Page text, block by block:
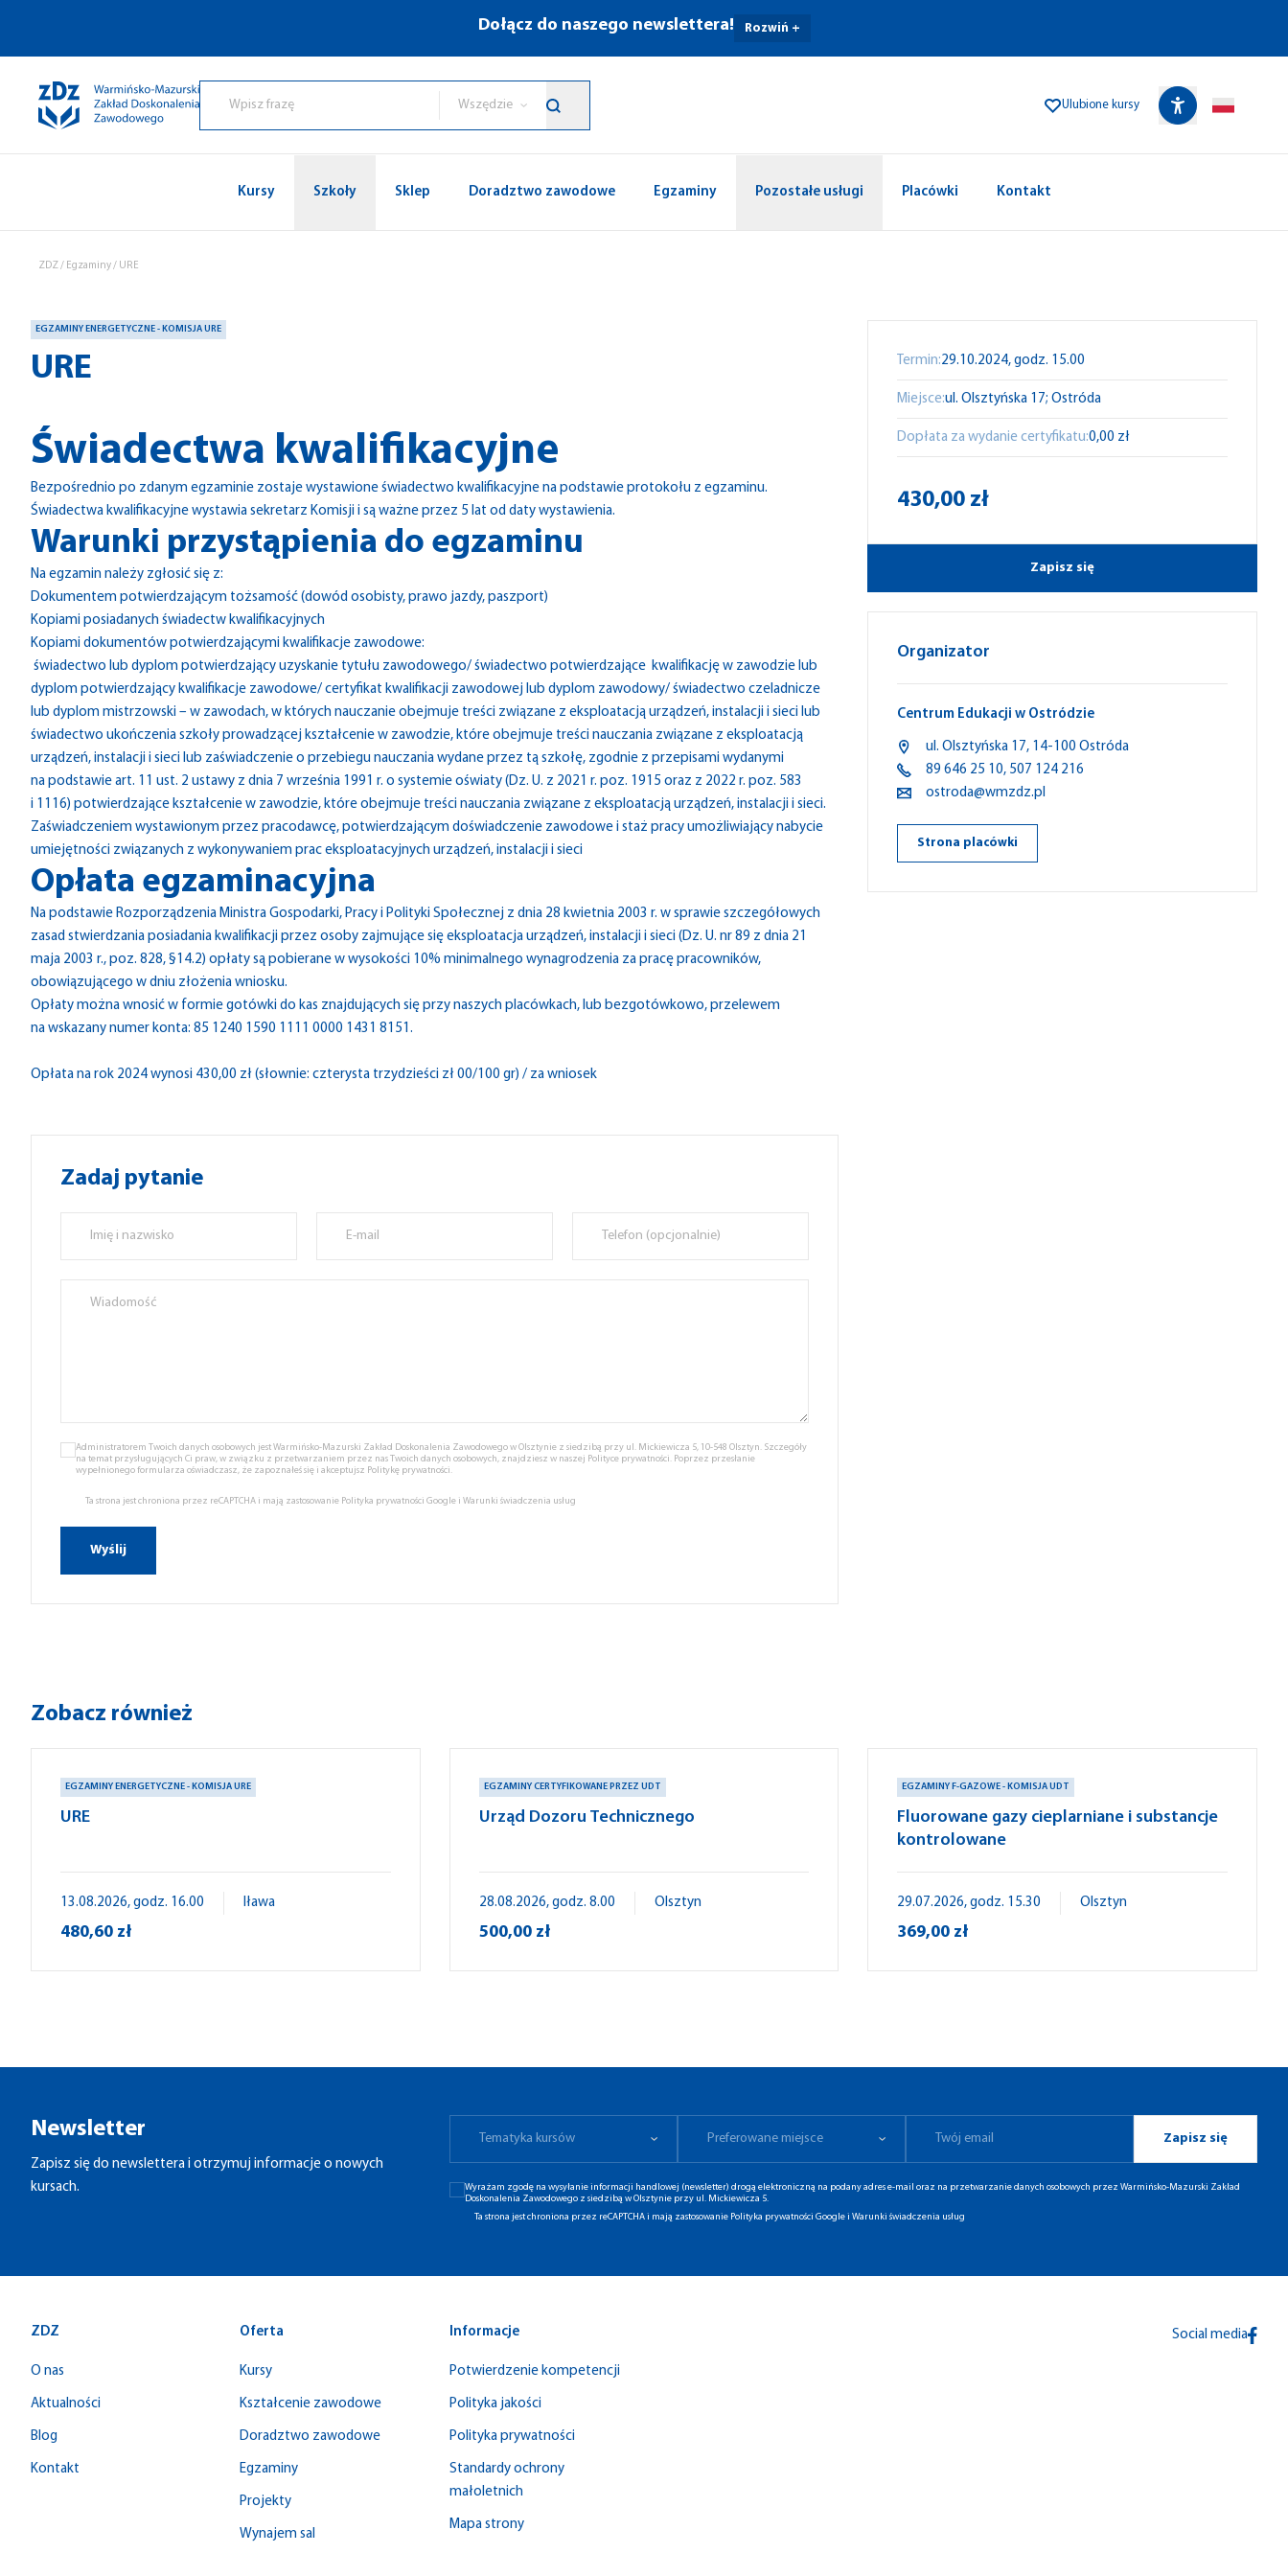
Dołącz do naszego newslettera! Rozwiń +
Wszędzie Ulubione kursy
Kursy Szkoły Sklep Doradztwo zawodowe Egzaminy Pozostałe usługi Placówki Kontakt
ZDZ/ Egzaminy/ URE
EGZAMINY ENERGETYCZNE - KOMISJA URE
URE
Świadectwa kwalifikacyjne
Bezpośrednio po zdanym egzaminie zostaje wystawione świadectwo kwalifikacyjne na podstawie protokołu z egzaminu.
Świadectwa kwalifikacyjne wystawia sekretarz Komisji i są ważne przez 5 lat od daty wystawienia.
Warunki przystąpienia do egzaminu
Na egzamin należy zgłosić się z:
Dokumentem potwierdzającym tożsamość (dowód osobisty, prawo jazdy, paszport)
Kopiami posiadanych świadectw kwalifikacyjnych
Kopiami dokumentów potwierdzającymi kwalifikacje zawodowe:
świadectwo lub dyplom potwierdzający uzyskanie tytułu zawodowego/ świadectwo potwierdzające kwalifikację w zawodzie lub
dyplom potwierdzający kwalifikacje zawodowe/ certyfikat kwalifikacji zawodowej lub dyplom zawodowy/ świadectwo czeladnicze
lub dyplom mistrzowski – w zawodach, w których nauczanie obejmuje treści związane z eksploatacją urządzeń, instalacji i sieci lub
świadectwo ukończenia szkoły prowadzącej kształcenie w zawodzie, które obejmuje treści nauczania związane z eksploatacją
urządzeń, instalacji i sieci lub zaświadczenie o przebiegu nauczania wydane przez tą szkołę, zgodnie z przepisami wydanymi
na podstawie art. 11 ust. 2 ustawy z dnia 7 września 1991 r. o systemie oświaty (Dz. U. z 2021 r. poz. 1915 oraz z 2022 r. poz. 583
i 1116) potwierdzające kształcenie w zawodzie, które obejmuje treści nauczania związane z eksploatacją urządzeń, instalacji i sieci.
Zaświadczeniem wystawionym przez pracodawcę, potwierdzającym doświadczenie zawodowe i staż pracy umożliwiający nabycie
umiejętności związanych z wykonywaniem prac eksploatacyjnych urządzeń, instalacji i sieci
Opłata egzaminacyjna
Na podstawie Rozporządzenia Ministra Gospodarki, Pracy i Polityki Społecznej z dnia 28 kwietnia 2003 r. w sprawie szczegółowych
zasad stwierdzania posiadania kwalifikacji przez osoby zajmujące się eksploatacja urządzeń, instalacji i sieci (Dz. U. nr 89 z dnia 21
maja 2003 r., poz. 828, §14.2) opłaty są pobierane w wysokości 10% minimalnego wynagrodzenia za pracę pracowników,
obowiązującego w dniu złożenia wniosku.
Opłaty można wnosić w formie gotówki do kas znajdujących się przy naszych placówkach, lub bezgotówkowo, przelewem
na wskazany numer konta: 85 1240 1590 1111 0000 1431 8151.
Opłata na rok 2024 wynosi 430,00 zł (słownie: czterysta trzydzieści zł 00/100 gr) / za wniosek
Zadaj pytanie
Administratorem Twoich danych osobowych jest Warmińsko-Mazurski Zakład Doskonalenia Zawodowego w Olsztynie z siedzibą przy ul. Mickiewicza 5, 10-548 Olsztyn. Szczegóły
na temat przysługujących Ci praw, w związku z przetwarzaniem przez nas Twoich danych osobowych, znajdziesz w naszej Polityce prywatności. Poprzez przesłanie
wypełnionego formularza oświadczasz, że zapoznałeś się i akceptujsz Politykę prywatności.
Ta strona jest chroniona przez reCAPTCHA i mają zastosowanie Polityka prywatności Google i Warunki świadczenia usług
Termin:29.10.2024, godz. 15.00
Miejsce:ul. Olsztyńska 17; Ostróda
Dopłata za wydanie certyfikatu:0,00 zł
430,00 zł
Zapisz się
Organizator
Centrum Edukacji w Ostródzie
ul.Olsztyńska 17, 14-100 Ostróda
89 646 25 10, 507 124 216
ostroda@wmzdz.pl
Strona placówki
Zobacz również
EGZAMINY ENERGETYCZNE - KOMISJA URE
URE
13.08.2026, godz. 16.00 Iława
480,60 zł
EGZAMINY CERTYFIKOWANE PRZEZ UDT
Urząd Dozoru Technicznego
28.08.2026, godz. 8.00 Olsztyn
500,00 zł
EGZAMINY F-GAZOWE - KOMISJA UDT
Fluorowane gazy cieplarniane i substancje
kontrolowane
29.07.2026, godz. 15.30 Olsztyn
369,00 zł
Newsletter
Zapisz się do newslettera i otrzymuj informacje o nowych
kursach.
Tematyka kursów
Preferowane miejsce
Zapisz się
Wyrażam zgodę na wysyłanie informacji handlowej (newsletter) drogą elektroniczną na podany adres e-mail oraz na przetwarzanie danych osobowych przez Warmińsko-Mazurski Zakład
Doskonalenia Zawodowego z siedzibą w Olsztynie przy ul. Mickiewicza 5.
Ta strona jest chroniona przez reCAPTCHA i mają zastosowanie Polityka prywatności Googlei Warunki świadczenia usług
ZDZ
O nas
Aktualności
Blog
Kontakt
Oferta
Kursy
Kształcenie zawodowe
Doradztwo zawodowe
Egzaminy
Projekty
Wynajem sal
Informacje
Potwierdzenie kompetencji
Polityka jakości
Polityka prywatności
Standardy ochrony
małoletnich
Mapa strony
Social media